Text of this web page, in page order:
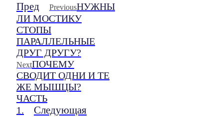
Пред PreviousНУЖНЫ
ЛИ МОСТИКУ
СТОПЫ
ПАРАЛЛЕЛЬНЫЕ
ДРУГ ДРУГУ?
NextПОЧЕМУ
СВОДИТ ОДНИ И ТЕ
ЖЕ МЫШЦЫ?
ЧАСТЬ
1.
Следующая